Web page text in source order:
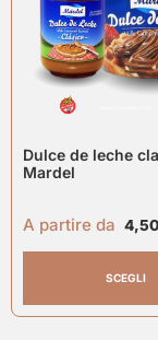
Dulce de leche
Mardel
A partire da 4,50
SCEGLI